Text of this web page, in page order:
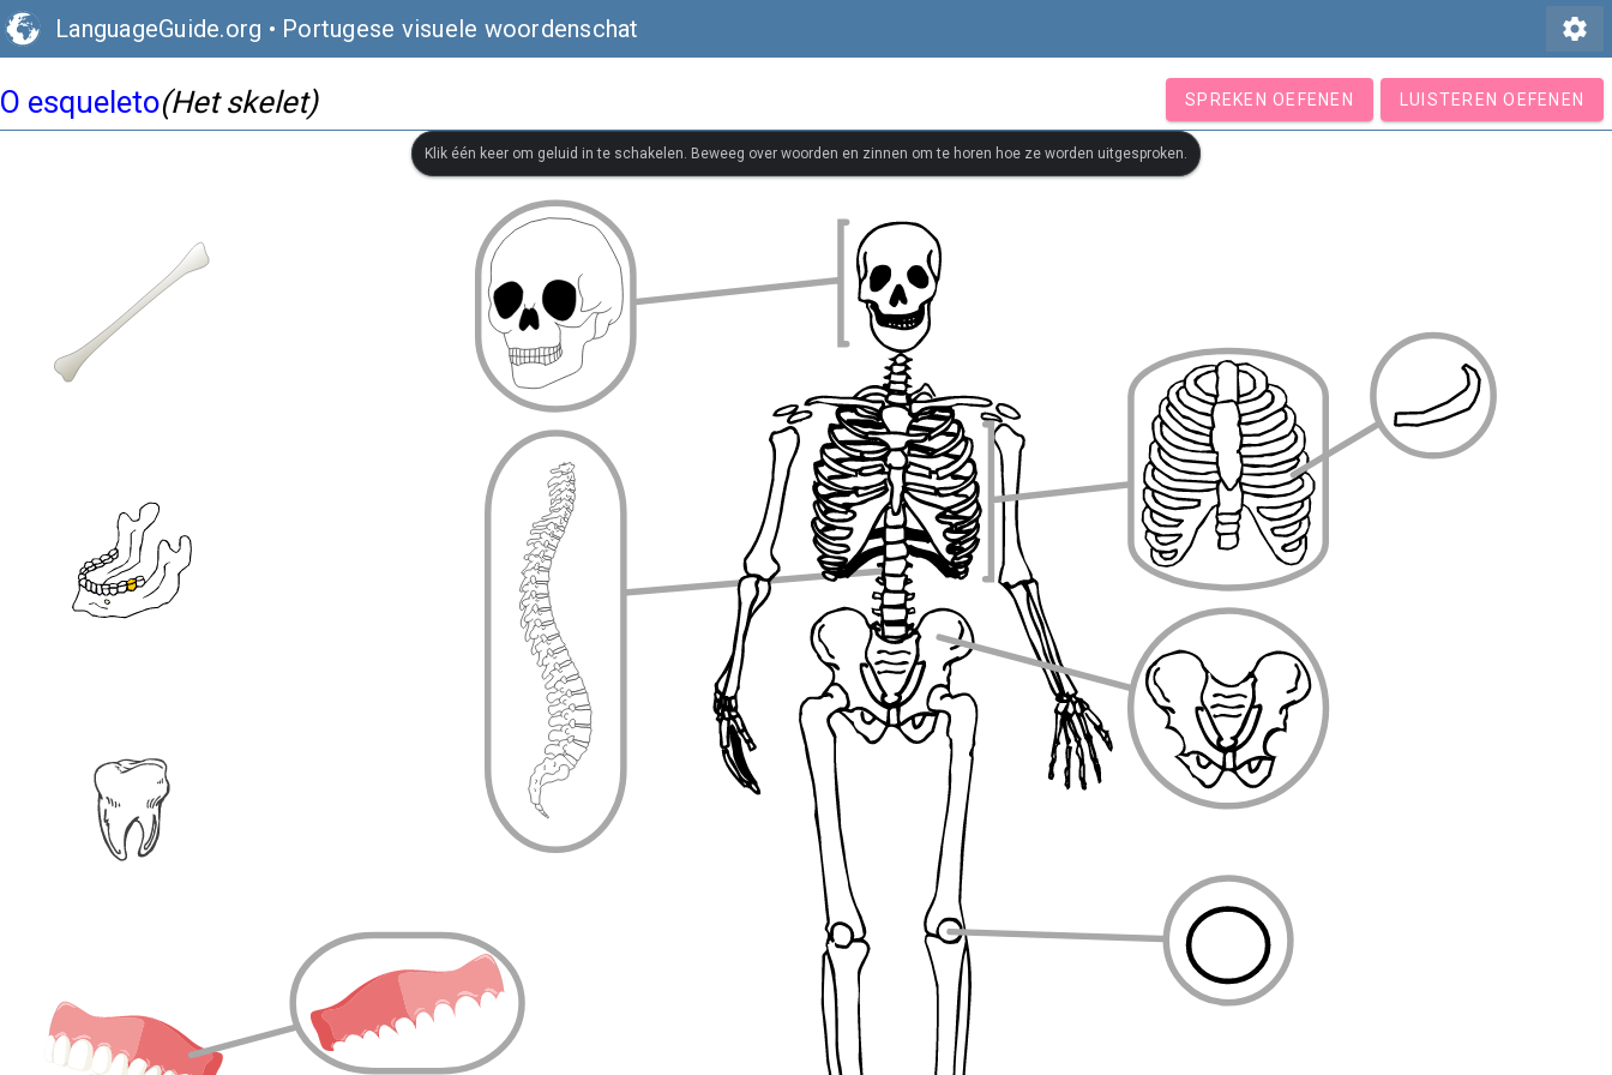
LanguageGuide.org • Portugese visuele woordenschat settings
O esqueleto(Het skelet) SPREKEN OEFENEN LUISTEREN OEFENEN
Klik één keer om geluid in te schakelen. Beweeg over woorden en zinnen om te horen hoe ze worden uitgesproken.